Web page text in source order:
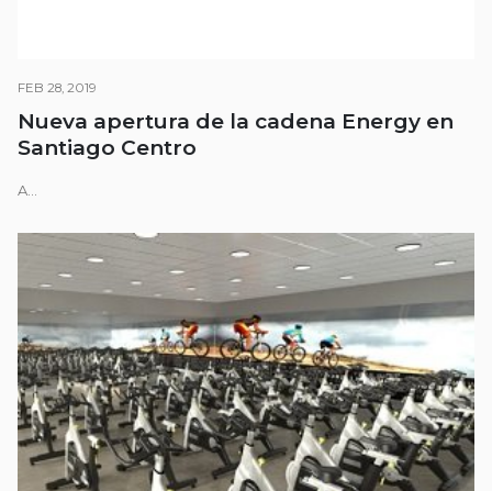
FEB 28, 2019
Nueva apertura de la cadena Energy en
Santiago Centro
A...